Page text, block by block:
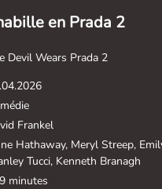
en Prada 2
Devil Wears Prada 2
Frankel
Hathaway, Meryl Streep,
Tucci, Kenneth Branagh
minutes